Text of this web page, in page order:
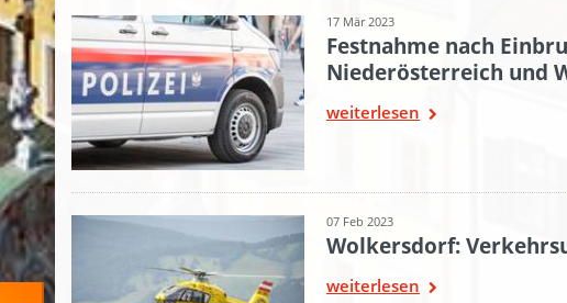
17 Mär 2023
Festnahme nach
Niederösterreich und
weiterlesen
07 Feb 2023
Wolkersdorf:
weiterlesen